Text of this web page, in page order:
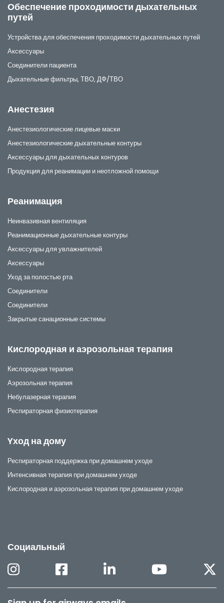
Обеспечение проходимости дыхательных
путей
Устройства для обеспечения проходимости дыхательных путей
Аксессуары
Соединители пациента
Дыхательные фильтры, ТВО, ДФ/ТВО
Анестезия
Анестезиологические лицевые маски
Анестезиологические дыхательные контуры
Аксессуары для дыхательных контуров
Продукция для реанимации и неотложной помощи
Реанимация
Неинвазивная вентиляция
Реанимационные дыхательные контуры
Аксессуары для увлажнителей
Аксессуары
Уход за полостью рта
Соединители
Соединители
Закрытые санационные системы
Кислородная и аэрозольная терапия
Кислородная терапия
Аэрозольная терапия
Небулазерная терапия
Респираторная физиотерапия
Yход на дому
Респираторная поддержка при домашнем уходе
Интенсивная терапия при домашнем уходе
Кислородная и аэрозольная терапия при домашнем уходе
Социальный